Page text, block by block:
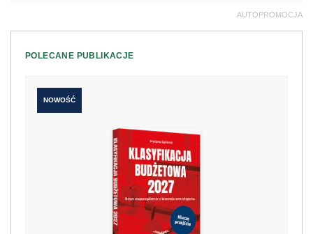
AUTOPROMOCJA
POLECANE PUBLIKACJE
NOWOŚĆ